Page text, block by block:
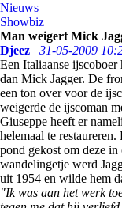
Nieuws
Showbiz
Man weigert Mick
Djeez
31-05-2009
Een Italiaanse
dan Mick Jagger. De
een ton over voor de
weigerde de ijscoman
Giuseppe heeft er
helemaal te
pond gekost om deze in
wandelingetje werd
uit 1954 en wilde hem
"Ik was aan het werk